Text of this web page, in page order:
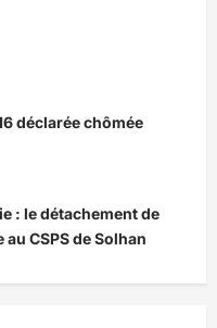
déclarée chômée
: le détachement de
CSPS de Solhan